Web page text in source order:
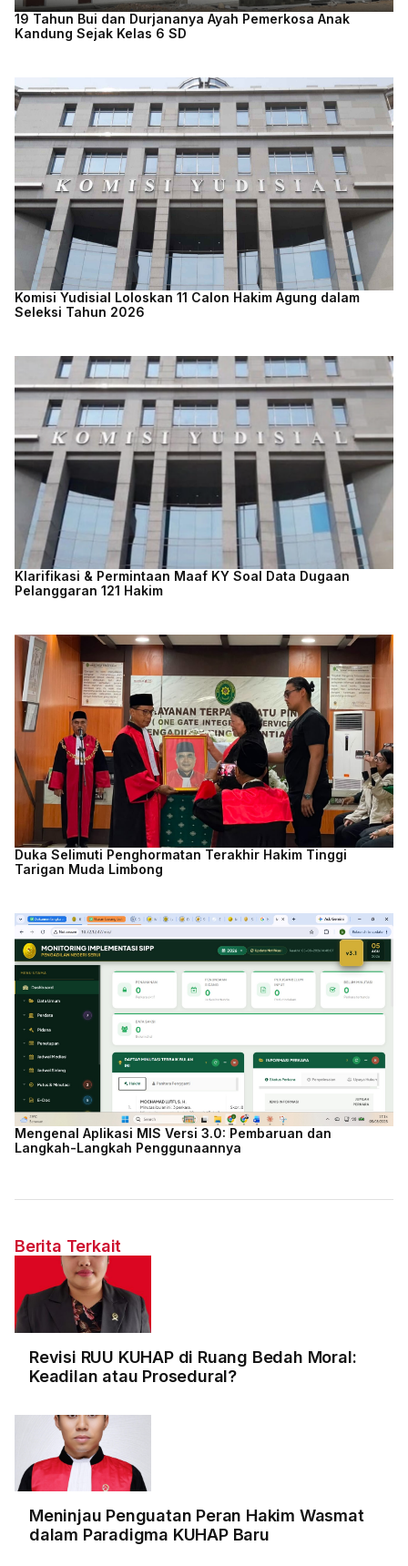
19 Tahun Bui dan Durjananya Ayah Pemerkosa Anak
Kandung Sejak Kelas 6 SD
Komisi Yudisial Loloskan 11 Calon Hakim Agung dalam
Seleksi Tahun 2026
Klarifikasi & Permintaan Maaf KY Soal Data Dugaan
Pelanggaran 121 Hakim
Duka Selimuti Penghormatan Terakhir Hakim Tinggi
Tarigan Muda Limbong
Mengenal Aplikasi MIS Versi 3.0: Pembaruan dan
Langkah-Langkah Penggunaannya
Berita Terkait
Revisi RUU KUHAP di Ruang Bedah Moral:
Keadilan atau Prosedural?
Meninjau Penguatan Peran Hakim Wasmat
dalam Paradigma KUHAP Baru